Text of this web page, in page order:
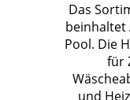
Das
beinhaltet
Pool. Die
für
und